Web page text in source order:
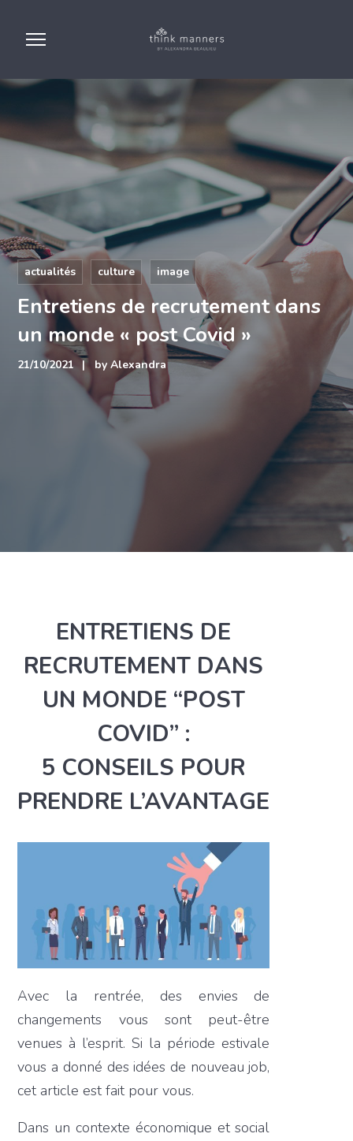
actualités culture image
Entretiens de recrutement dans
un monde « post Covid »
21/10/2021 by Alexandra
ENTRETIENS DE
RECRUTEMENT DANS
UN MONDE “POST
COVID” :
5 CONSEILS POUR
PRENDRE L’AVANTAGE
Avec la rentrée, des envies de
changements vous sont peut-être
venues à l’esprit. Si la période estivale
vous a donné des idées de nouveau job,
cet article est fait pour vous.
Dans un contexte économique et social